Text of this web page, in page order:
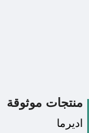
منتجات موثوقة
اديرما